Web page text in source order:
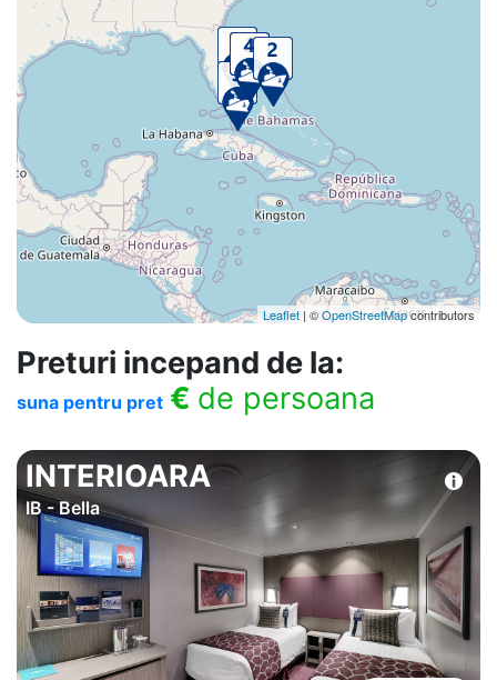
Leaflet | ©OpenStreetMapcontributors
Preturi incepand de la:
suna pentru pret € de persoana
INTERIOARA
IB - Bella